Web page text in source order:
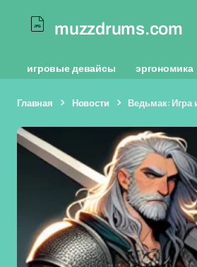
muzzdrums.com
игровые девайсы эргономика
Главная Новости Ведьмак: Игра